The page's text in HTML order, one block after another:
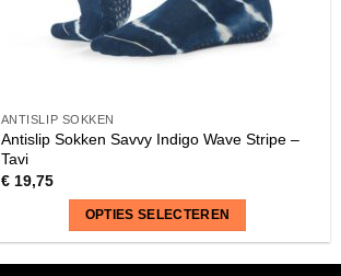
ANTISLIP SOKKEN
Antislip Sokken Savvy Indigo Wave Stripe –
Tavi
€19,75
OPTIES SELECTEREN